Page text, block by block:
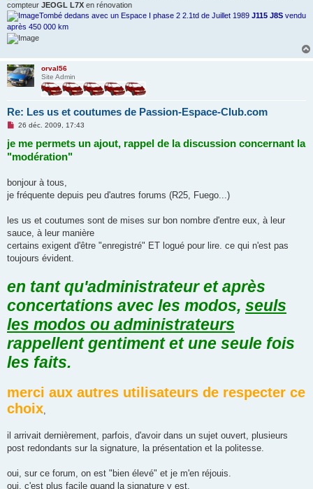
compteur JEOGL L7X en rénovation
Tombé dedans avec un Espace I phase 2 2.1td de Juillet 1989 J115 J8S vendu
après 450 000 km
orval56
Site Admin
Re: Les us et coutumes de Passion-Espace-Club.com
M
s
a
n
o
n
26 déc. 2009, 17:43
je me permets un ajout, rappel de la discussion concernant la
"modération"
bonjour à tous,
je fréquente depuis peu d'autres forums (R25, Fuego...)
les us et coutumes sont de mises sur bon nombre d'entre eux, à leur
sauce, à leur manière
certains exigent d'être "enregistré" ET logué pour lire. ce qui n'est pas
toujours évident.
en tant qu'administrateur et après
concertations avec les modos, seuls
les modos ou administrateurs
rappellent gentiment et une seule fois
les faits.
merci aux autres utilisateurs de respecter ce
choix,
il arrivait dernièrement, parfois, d'avoir dans un sujet ouvert, plusieurs
post redondants sur la signature, la présentation et la politesse.
oui, sur ce forum, on est "bien élevé" et je m'en réjouis.
oui, c'est plus facile quand la signature y est.